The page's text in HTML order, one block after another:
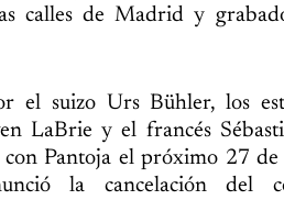
calles de Madrid y
el suizo Urs Bühler, los
LaBrie y el francés
Pantoja el próximo 27
la cancelación del